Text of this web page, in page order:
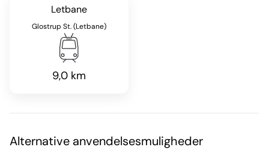
Letbane
Glostrup St. (Letbane)
9,0 km
Alternative anvendelsesmuligheder